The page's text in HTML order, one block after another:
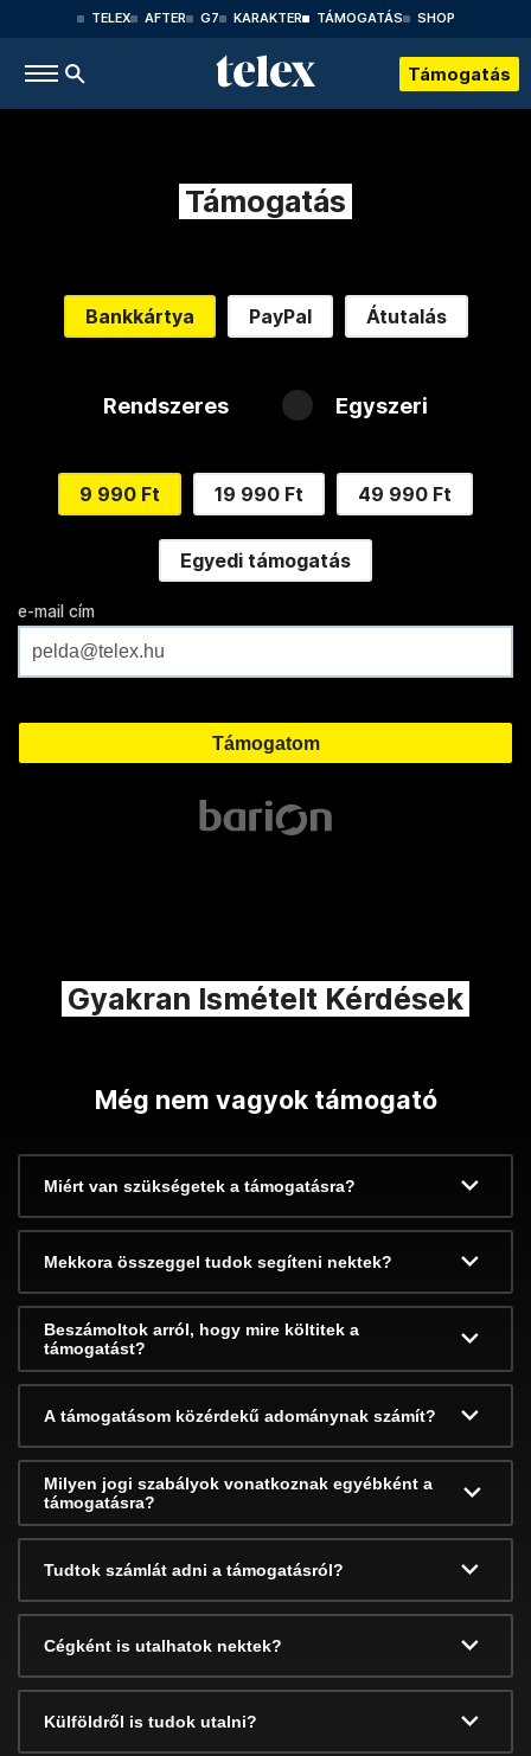
TELEX AFTER G7 KARAKTER TÁMOGATÁS SHOP
Támogatás
Támogatás
Bankkártya PayPal Átutalás
Rendszeres Egyszeri
9 990 Ft 19 990 Ft 49 990 Ft
Egyedi támogatás
e-mail cím
Gyakran Ismételt Kérdések
Még nem vagyok támogató
Miért van szükségetek a támogatásra?
Mekkora összeggel tudok segíteni nektek?
Beszámoltok arról, hogy mire költitek a
támogatást?
A támogatásom közérdekű adománynak számít?
Milyen jogi szabályok vonatkoznak egyébként a
támogatásra?
Tudtok számlát adni a támogatásról?
Cégként is utalhatok nektek?
Külföldről is tudok utalni?